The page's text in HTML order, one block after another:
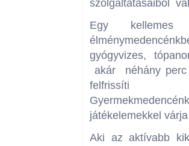
szolgáltatásaiból
Egy kellemes
gyógyvizes,
akár néhány perc
felfrissíti
játékelemekkel
Aki az aktívabb